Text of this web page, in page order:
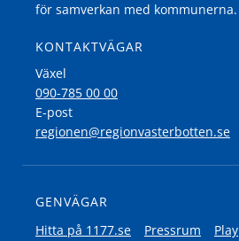
för samverkan med kommunerna.
KONTAKTVÄGAR
Växel
090-785 00 00
E-post
regionen@regionvasterbotten.se
GENVÄGAR
Hitta på 1177.se
Pressrum
Play